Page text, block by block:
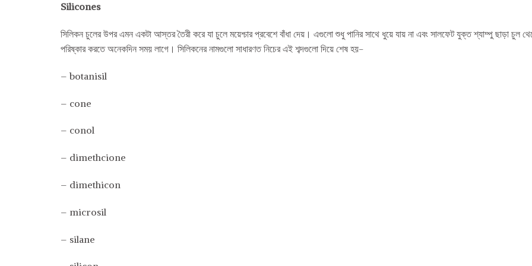
Silicones
সিলিকন চুলের উপর এমন একটা আস্তর তৈরী করে যা চুলে ময়েশ্চার প্রবেশে বাঁধা দেয়। এগুলো শুধু পানির সাথে ধুয়ে যায় না এবং সালফেট যুক্ত শ্যাম্পু ছাড়া চুল
পরিষ্কার করতে অনেকদিন সময় লাগে। সিলিকনের নামগুলো সাধারণত নিচের এই শব্দগুলো দিয়ে শেষ হয়-
– botanisil
– cone
– conol
– dimethcione
– dimethicon
– microsil
– silane